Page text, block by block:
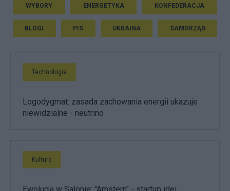
WYBORY ENERGETYKA KONFEDERACJA
BLOGI PIS UKRAINA SAMORZĄD
Technologie
Logodygmat: zasada zachowania energii ukazuje
niewidzialne - neutrino
Kultura